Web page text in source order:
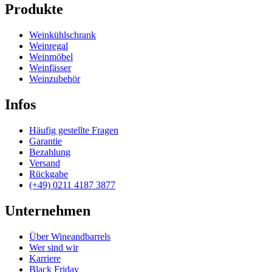
Produkte
Weinkühlschrank
Weinregal
Weinmöbel
Weinfässer
Weinzubehör
Infos
Häufig gestellte Fragen
Garantie
Bezahlung
Versand
Rückgabe
(+49) 0211 4187 3877
Unternehmen
Über Wineandbarrels
Wer sind wir
Karriere
Black Friday